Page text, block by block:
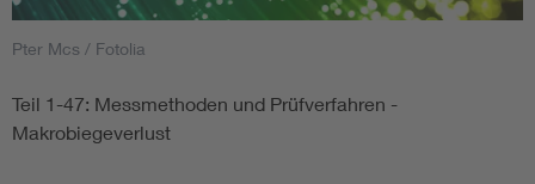
Smart Cities
DKE Fachinformationen im Kontext der Normung
Pter Mcs / Fotolia
Teil 1-47: Messmethoden und Prüfverfahren -
Makrobiegeverlust